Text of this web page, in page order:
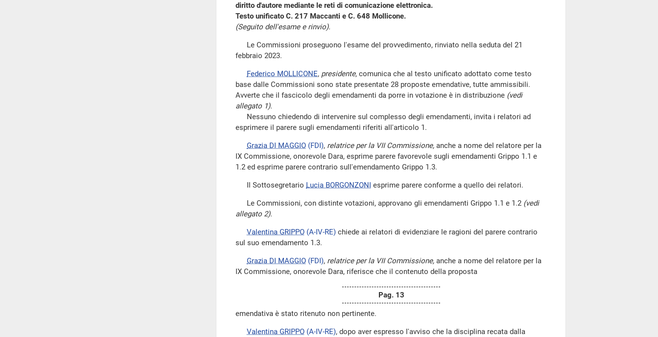
diritto d'autore mediante le reti di comunicazione elettronica.
Testo unificato C. 217 Maccanti e C. 648 Mollicone.
(Seguito dell'esame e rinvio).
Le Commissioni proseguono l'esame del provvedimento, rinviato nella seduta del 21
febbraio 2023.
Federico MOLLICONE, presidente, comunica che al testo unificato adottato come testo
base dalle Commissioni sono state presentate 28 proposte emendative, tutte ammissibili.
Avverte che il fascicolo degli emendamenti da porre in votazione è in distribuzione (vedi
allegato 1).
Nessuno chiedendo di intervenire sul complesso degli emendamenti, invita i relatori ad
esprimere il parere sugli emendamenti riferiti all'articolo 1.
Grazia DI MAGGIO (FDI), relatrice per la VII Commissione, anche a nome del relatore per la
IX Commissione, onorevole Dara, esprime parere favorevole sugli emendamenti Grippo 1.1 e
1.2 ed esprime parere contrario sull'emendamento Grippo 1.3.
Il Sottosegretario Lucia BORGONZONI esprime parere conforme a quello dei relatori.
Le Commissioni, con distinte votazioni, approvano gli emendamenti Grippo 1.1 e 1.2 (vedi
allegato 2).
Valentina GRIPPO (A-IV-RE) chiede ai relatori di evidenziare le ragioni del parere contrario
sul suo emendamento 1.3.
Grazia DI MAGGIO (FDI), relatrice per la VII Commissione, anche a nome del relatore per la
IX Commissione, onorevole Dara, riferisce che il contenuto della proposta
Pag. 13
emendativa è stato ritenuto non pertinente.
Valentina GRIPPO (A-IV-RE), dopo aver espresso l'avviso che la disciplina recata dalla